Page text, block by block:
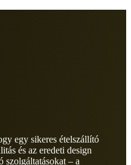
egy sikeres ételszállító
és az eredeti design
– a